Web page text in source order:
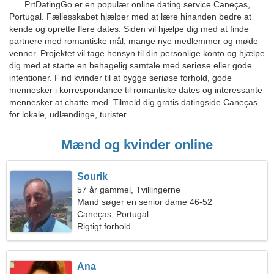
PrtDatingGo er en populær online dating service Caneças,
Portugal. Fællesskabet hjælper med at lære hinanden bedre at
kende og oprette flere dates. Siden vil hjælpe dig med at finde
partnere med romantiske mål, mange nye medlemmer og møde
venner. Projektet vil tage hensyn til din personlige konto og hjælpe
dig med at starte en behagelig samtale med seriøse eller gode
intentioner. Find kvinder til at bygge seriøse forhold, gode
mennesker i korrespondance til romantiske dates og interessante
mennesker at chatte med. Tilmeld dig gratis datingside Caneças
for lokale, udlændinge, turister.
Mænd og kvinder online
Sourik
57 år gammel, Tvillingerne
Mand søger en senior dame 46-52
Caneças, Portugal
Rigtigt forhold
Ana